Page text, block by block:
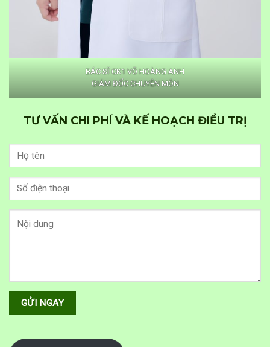
BÁC SĨ CK1 VÕ HOÀNG ANH
GIÁM ĐỐC CHUYÊN MÔN
TƯ VẤN CHI PHÍ VÀ KẾ HOẠCH ĐIỀU TRỊ